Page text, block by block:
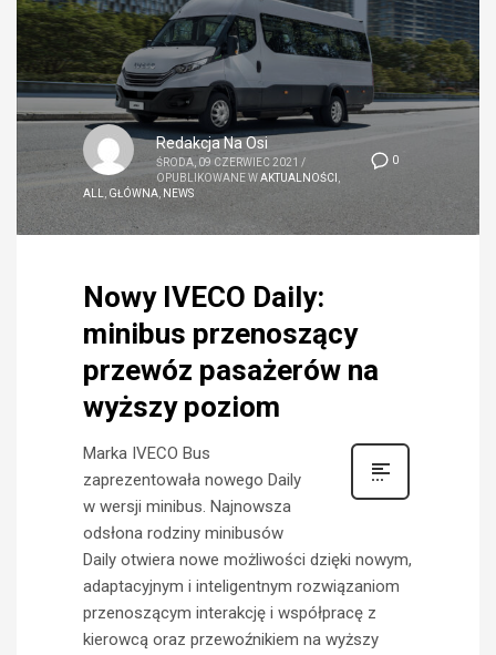
0
Redakcja Na Osi
ŚRODA, 09 CZERWIEC 2021 /
OPUBLIKOWANE WAKTUALNOŚCI ,
ALL, GŁÓWNA, NEWS
Nowy IVECO Daily:
minibus przenoszący
przewóz pasażerów na
wyższy poziom
Marka IVECO Bus
zaprezentowała nowego Daily
w wersji minibus. Najnowsza
odsłona rodziny minibusów
Daily otwiera nowe możliwości dzięki nowym,
adaptacyjnym i inteligentnym rozwiązaniom
przenoszącym interakcję i współpracę z
kierowcą oraz przewoźnikiem na wyższy